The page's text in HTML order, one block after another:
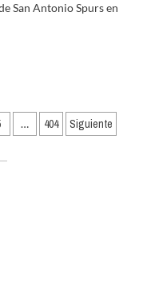
San Antonio Spurs en
… 404 Siguiente